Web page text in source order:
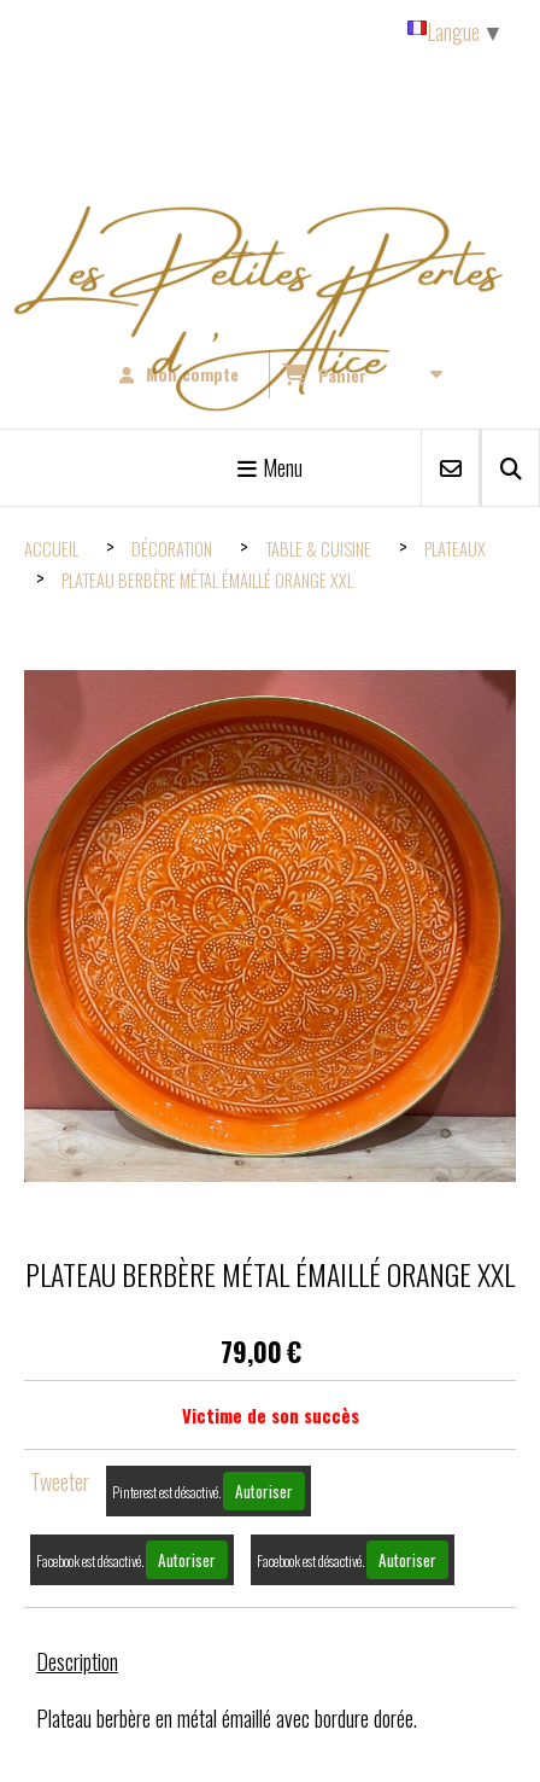
Mon compte Panier
Menu
ACCUEIL DÉCORATION TABLE & CUISINE
PLATEAUX
PLATEAU BERBÈRE MÉTAL ÉMAILLÉ ORANGE XXL
PLATEAU BERBÈRE MÉTAL ÉMAILLÉ ORANGE XXL
79,00€
Victime de son succès
Tweeter Pinterest est désactivé. Autoriser
Facebook est désactivé. Autoriser Facebook est désactivé. Autoriser
Description
Plateau berbère en métal émaillé avec bordure dorée.
Langue ▼